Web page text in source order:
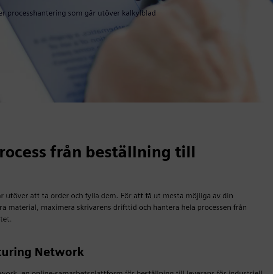
processhantering som går utöver kalkylblad
från beställning till
att ta order och fylla dem. För att få ut mesta möjliga av din
material, maximera skrivarens drifttid och hantera hela processen från
Network